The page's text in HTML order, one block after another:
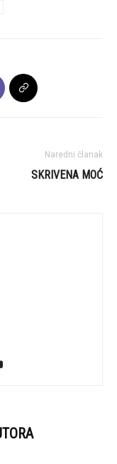
Naredni članak
SKRIVENA MOĆ